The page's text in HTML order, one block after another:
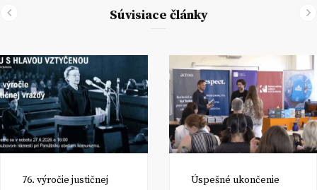
Súvisiace články
76. výročie justičnej
Úspešné ukončenie